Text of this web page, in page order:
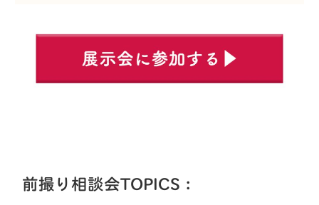
前撮り相談会TOPICS：